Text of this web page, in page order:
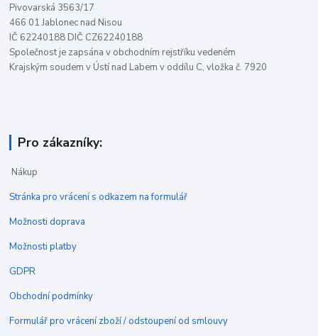
Pivovarská 3563/17
466 01 Jablonec nad Nisou
IČ 62240188 DIČ CZ62240188
Společnost je zapsána v obchodním rejstříku vedeném
Krajským soudem v Ústí nad Labem v oddílu C, vložka č. 7920
Pro zákazníky:
Nákup
Stránka pro vrácení s odkazem na formulář
Možnosti doprava
Možnosti platby
GDPR
Obchodní podmínky
Formulář pro vrácení zboží / odstoupení od smlouvy